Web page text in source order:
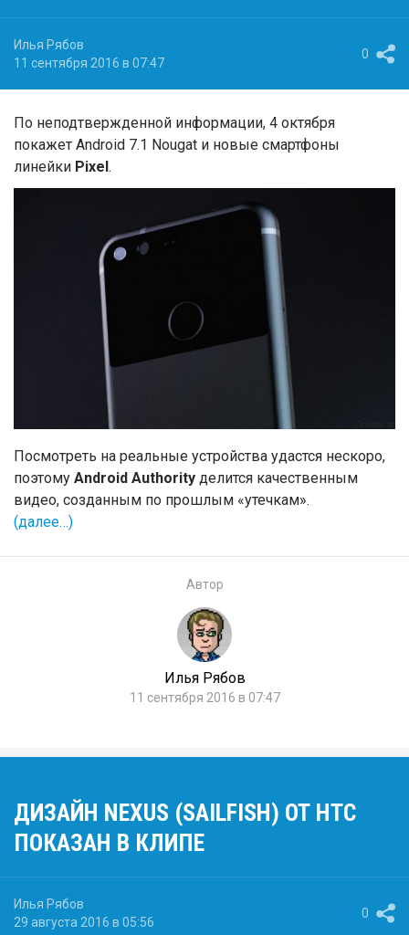
Илья Рябов
11 сентября 2016 в 07:47
0
По неподтвержденной информации, 4 октября
покажет Android 7.1 Nougat и новые смартфоны
линейки Pixel.
Посмотреть на реальные устройства удастся нескоро,
поэтому Android Authority делится качественным
видео, созданным по прошлым «утечкам».
(далее…)
Автор
Илья Рябов
11 сентября 2016 в 07:47
ДИЗАЙН NEXUS (SAILFISH) ОТ HTC
ПОКАЗАН В КЛИПЕ
Илья Рябов
29 августа 2016 в 05:56
0